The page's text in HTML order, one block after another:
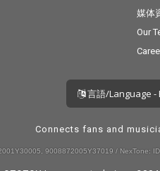
媒体
Our
言語/Language -
Connects fans and
9008872005Y37019 / NexTone: